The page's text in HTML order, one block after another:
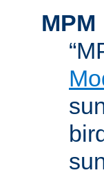
MPM